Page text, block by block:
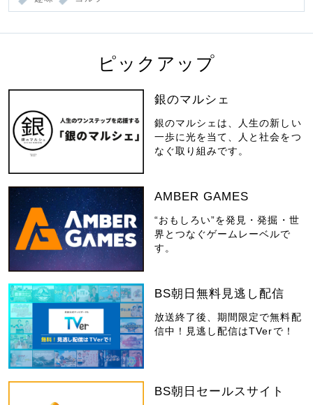
ピックアップ
銀のマルシェ
銀のマルシェは、人生の新しい
一歩に光を当て、人と社会をつ
なぐ取り組みです。
AMBER GAMES
“おもしろい”を発見・発掘・世
界とつなぐゲームレーベルで
す。
BS朝日無料見逃し配信
放送終了後、期間限定で無料配
信中！見逃し配信はTVerで！
BS朝日セールスサイト